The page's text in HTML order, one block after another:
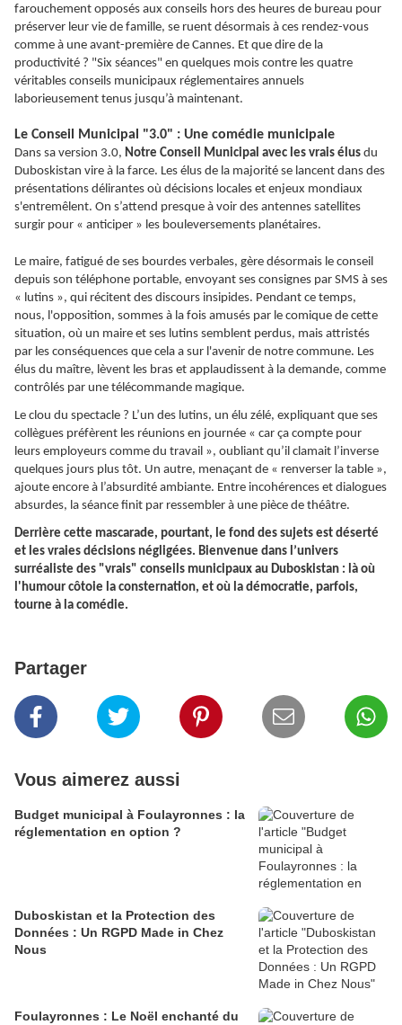
farouchement opposés aux conseils hors des heures de bureau pour
préserver leur vie de famille, se ruent désormais à ces rendez-vous
comme à une avant-première de Cannes. Et que dire de la
productivité ? "Six séances" en quelques mois contre les quatre
véritables conseils municipaux réglementaires annuels
laborieusement tenus jusqu’à maintenant.
Le Conseil Municipal "3.0" : Une comédie municipale
Dans sa version 3.0, Notre Conseil Municipal avec les vrais élus du
Duboskistan vire à la farce. Les élus de la majorité se lancent dans des
présentations délirantes où décisions locales et enjeux mondiaux
s'entremêlent. On s’attend presque à voir des antennes satellites
surgir pour « anticiper » les bouleversements planétaires.
Le maire, fatigué de ses bourdes verbales, gère désormais le conseil
depuis son téléphone portable, envoyant ses consignes par SMS à ses
« lutins », qui récitent des discours insipides. Pendant ce temps,
nous, l'opposition, sommes à la fois amusés par le comique de cette
situation, où un maire et ses lutins semblent perdus, mais attristés
par les conséquences que cela a sur l'avenir de notre commune. Les
élus du maître, lèvent les bras et applaudissent à la demande, comme
contrôlés par une télécommande magique.
Le clou du spectacle ? L’un des lutins, un élu zélé, expliquant que ses
collègues préfèrent les réunions en journée « car ça compte pour
leurs employeurs comme du travail », oubliant qu’il clamait l’inverse
quelques jours plus tôt. Un autre, menaçant de « renverser la table »,
ajoute encore à l’absurdité ambiante. Entre incohérences et dialogues
absurdes, la séance finit par ressembler à une pièce de théâtre.
Derrière cette mascarade, pourtant, le fond des sujets est déserté
et les vraies décisions négligées. Bienvenue dans l’univers
surréaliste des "vrais" conseils municipaux au Duboskistan : là où
l'humour côtoie la consternation, et où la démocratie, parfois,
tourne à la comédie.
Partager
Vous aimerez aussi
Budget municipal à Foulayronnes : la
réglementation en option ?
Duboskistan et la Protection des
Données : Un RGPD Made in Chez
Nous
Foulayronnes : Le Noël enchanté du